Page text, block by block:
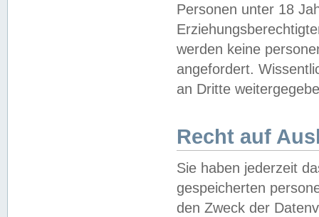
Personen unter 18
werden keine
angefordert.
an Dritte
Recht auf
Sie haben jederzeit
gespeicherten
den Zweck der